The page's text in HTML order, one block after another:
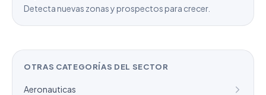
Detecta nuevas zonas y prospectos para crecer.
OTRAS CATEGORÍAS DEL SECTOR
Aeronauticas